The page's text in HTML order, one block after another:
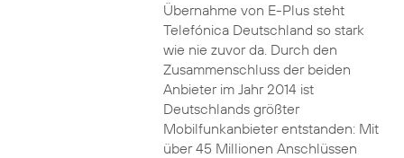
Übernahme von E-Plus steht
Telefónica Deutschland so stark
wie nie zuvor da. Durch den
Zusammenschluss der beiden
Anbieter im Jahr 2014 ist
Deutschlands größter
Mobilfunkanbieter entstanden: Mit
über 45 Millionen Anschlüssen